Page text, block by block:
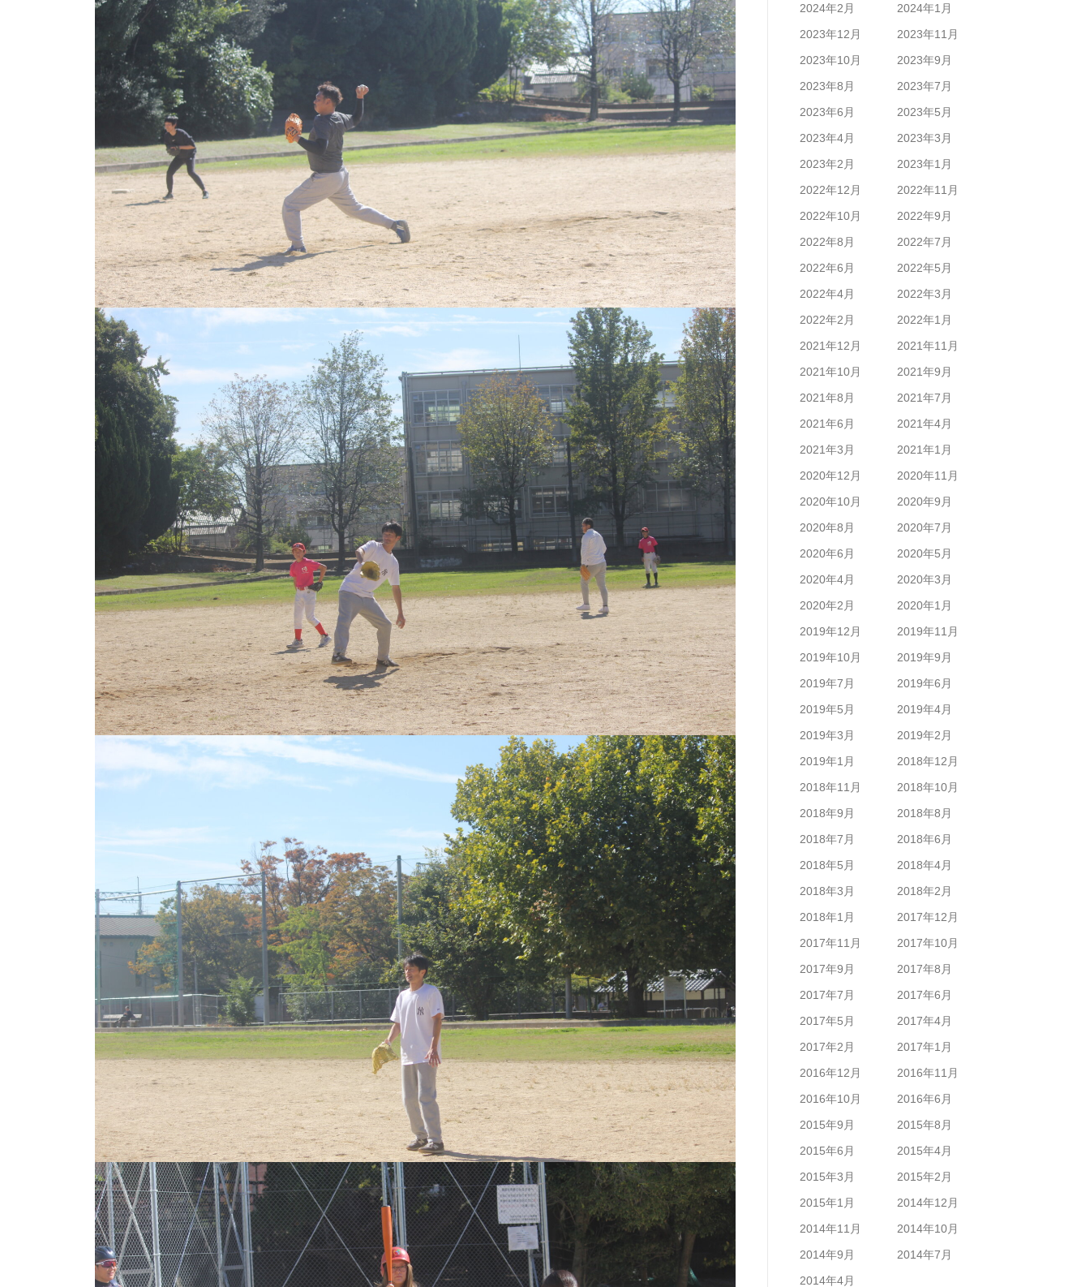
2024年2月
2024年1月
2023年12月
2023年11月
2023年10月
2023年9月
2023年8月
2023年7月
2023年6月
2023年5月
2023年4月
2023年3月
2023年2月
2023年1月
2022年12月
2022年11月
2022年10月
2022年9月
2022年8月
2022年7月
2022年6月
2022年5月
2022年4月
2022年3月
2022年2月
2022年1月
2021年12月
2021年11月
2021年10月
2021年9月
2021年8月
2021年7月
2021年6月
2021年4月
2021年3月
2021年1月
2020年12月
2020年11月
2020年10月
2020年9月
2020年8月
2020年7月
2020年6月
2020年5月
2020年4月
2020年3月
2020年2月
2020年1月
2019年12月
2019年11月
2019年10月
2019年9月
2019年7月
2019年6月
2019年5月
2019年4月
2019年3月
2019年2月
2019年1月
2018年12月
2018年11月
2018年10月
2018年9月
2018年8月
2018年7月
2018年6月
2018年5月
2018年4月
2018年3月
2018年2月
2018年1月
2017年12月
2017年11月
2017年10月
2017年9月
2017年8月
2017年7月
2017年6月
2017年5月
2017年4月
2017年2月
2017年1月
2016年12月
2016年11月
2016年10月
2016年6月
2015年9月
2015年8月
2015年6月
2015年4月
2015年3月
2015年2月
2015年1月
2014年12月
2014年11月
2014年10月
2014年9月
2014年7月
2014年4月